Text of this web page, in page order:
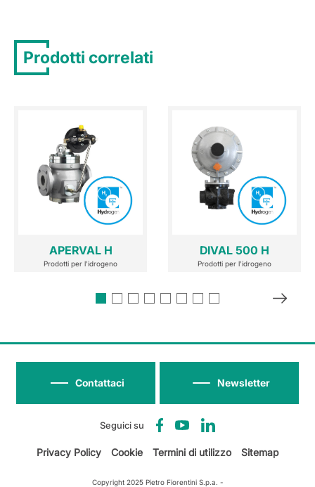
Prodotti correlati
APERVAL H
Prodotti per l'idrogeno
DIVAL 500 H
Prodotti per l'idrogeno
Seguici su
Newsletter
Contattaci
Privacy Policy Cookie Termini di utilizzo Sitemap
Copyright 2025 Pietro Fiorentini S.p.a. -